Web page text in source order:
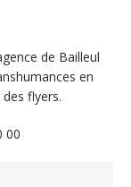
de Bailleul
en
flyers.
00